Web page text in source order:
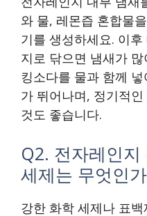
와 물, 레몬즙 혼합물
기를 생성하세요. 이
지로 닦으면 냄새가
킹소다를 물과 함께
가 뛰어나며, 정기적
것도 좋습니다.
Q2. 전자레인
세제는 무엇인
강한 화학 세제나 표